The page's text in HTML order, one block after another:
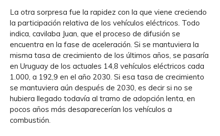
La otra sorpresa fue la rapidez con la que viene creciendo
la participación relativa de los vehículos eléctricos. Todo
indica, cavilaba Juan, que el proceso de difusión se
encuentra en la fase de aceleración. Si se mantuviera la
misma tasa de crecimiento de los últimos años, se pasaría
en Uruguay de los actuales 14,8 vehículos eléctricos cada
1.000, a 192,9 en el año 2030. Si esa tasa de crecimiento
se mantuviera aún después de 2030, es decir si no se
hubiera llegado todavía al tramo de adopción lenta, en
pocos años más desaparecerían los vehículos a
combustión.